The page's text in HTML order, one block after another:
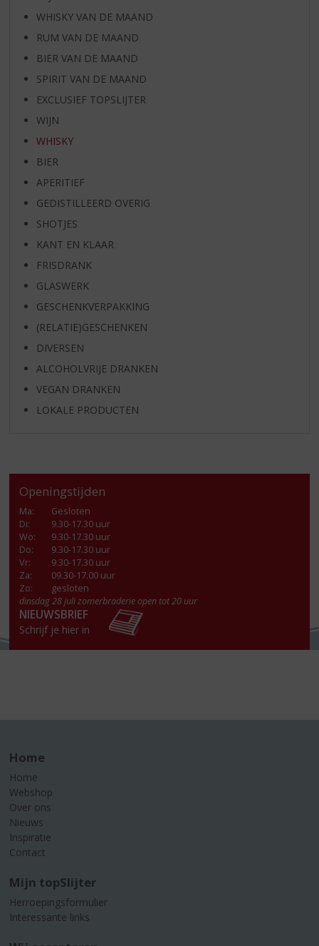
WHISKY VAN DE MAAND
RUM VAN DE MAAND
BIER VAN DE MAAND
SPIRIT VAN DE MAAND
EXCLUSIEF TOPSLIJTER
WIJN
WHISKY
BIER
APERITIEF
GEDISTILLEERD OVERIG
SHOTJES
KANT EN KLAAR
FRISDRANK
GLASWERK
GESCHENKVERPAKKING
(RELATIE)GESCHENKEN
DIVERSEN
ALCOHOLVRIJE DRANKEN
VEGAN DRANKEN
LOKALE PRODUCTEN
Openingstijden
Ma:
Gesloten
Di:
9.30-17.30 uur
Wo:
9.30-17.30 uur
Do:
9.30-17.30 uur
Vr:
9.30-17.30 uur
Za:
09.30-17.00 uur
Zo:
gesloten
dinsdag 28 juli zomerbraderie open tot 20 uur
NIEUWSBRIEF
Schrijf je hier in
Home
Home
Webshop
Over ons
Nieuws
Inspiratie
Contact
Mijn topSlijter
Herroepingsformulier
Interessante links